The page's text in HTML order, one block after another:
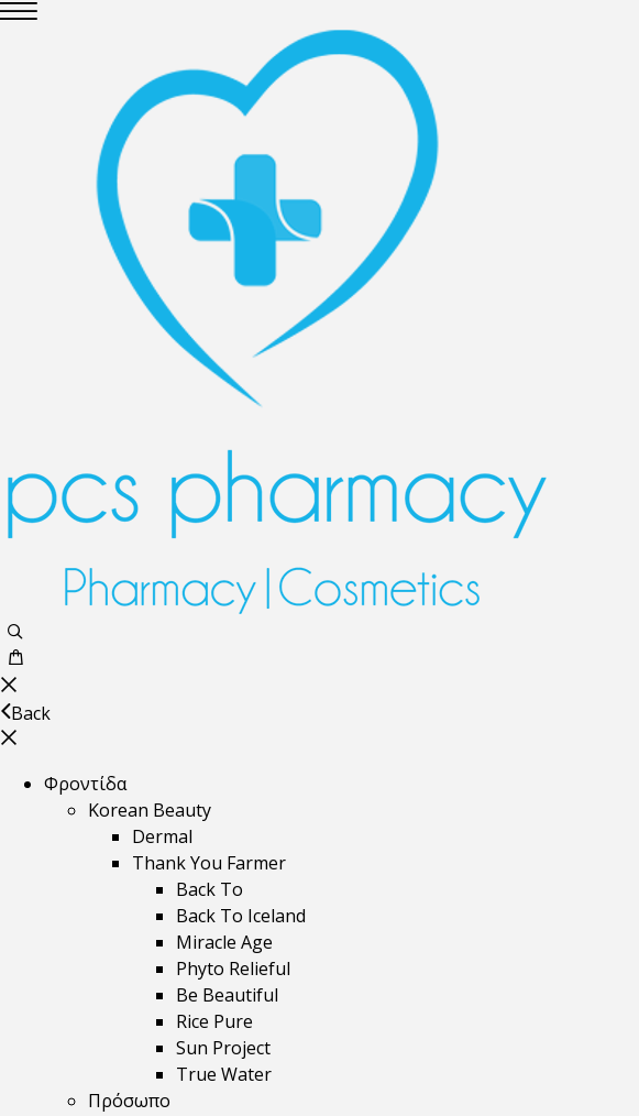
Back
Φροντίδα
Korean Beauty
Dermal
Thank You Farmer
Back To
Back To Iceland
Miracle Age
Phyto Relieful
Be Beautiful
Rice Pure
Sun Project
True Water
Πρόσωπο